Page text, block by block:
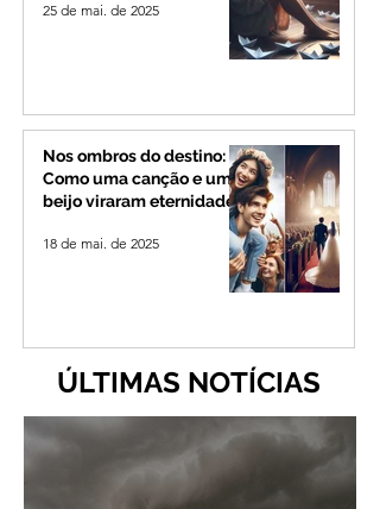
25 de mai. de 2025
Nos ombros do destino:
Como uma canção e um
beijo viraram eternidade
18 de mai. de 2025
ÚLTIMAS NOTÍCIAS